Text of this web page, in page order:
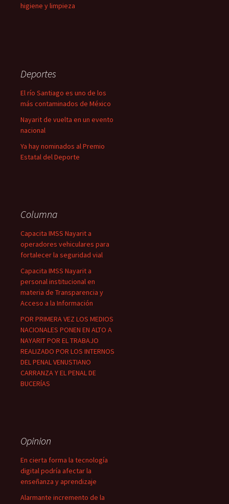
higiene y limpieza
Deportes
El río Santiago es uno de los
más contaminados de México
Nayarit de vuelta en un evento
nacional
Ya hay nominados al Premio
Estatal del Deporte
Columna
Capacita IMSS Nayarit a
operadores vehiculares para
fortalecer la seguridad vial
Capacita IMSS Nayarit a
personal institucional en
materia de Transparencia y
Acceso a la Información
POR PRIMERA VEZ LOS MEDIOS
NACIONALES PONEN EN ALTO A
NAYARIT POR EL TRABAJO
REALIZADO POR LOS INTERNOS
DEL PENAL VENUSTIANO
CARRANZA Y EL PENAL DE
BUCERÍAS
Opinion
En cierta forma la tecnología
digital podría afectar la
enseñanza y aprendizaje
Alarmante incremento de la